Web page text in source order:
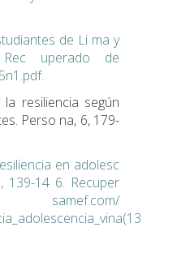
de Li ma y
uperado de
resiliencia según
Perso na, 6, 179-
en adolesc
139-14 6. Recuper